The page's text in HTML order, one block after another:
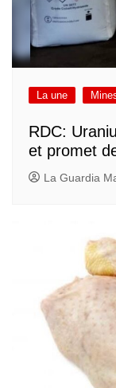
La une
RDC:
et promet
La Guardia